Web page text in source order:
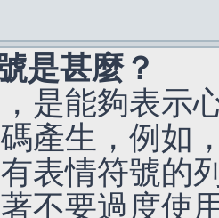
是甚麼？
是能夠表示
產生，例如
表情符號的
不要過度使